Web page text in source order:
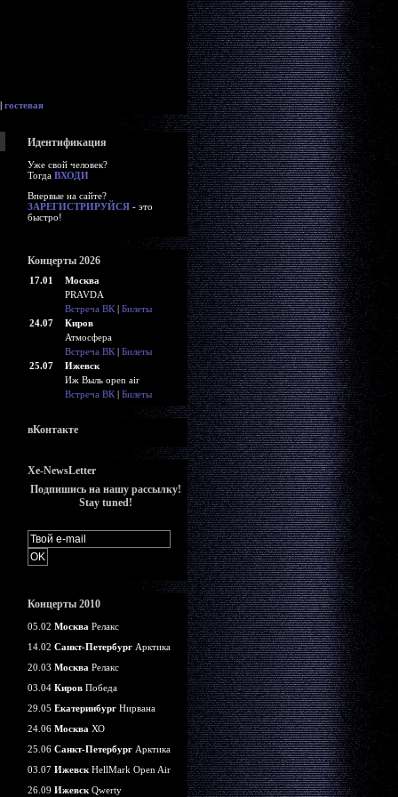
гостевая
Идентификация
Уже свой человек?
Тогда ВХОДИ
Впервые на сайте?
ЗАРЕГИСТРИРУЙСЯ - это
быстро!
Концерты 2026
17.01
Москва
PRAVDA
Встреча ВК | Билеты
24.07
Киров
Атмосфера
Встреча ВК | Билеты
25.07
Ижевск
Иж Выль open air
Встреча ВК | Билеты
вКонтакте
Xe-NewsLetter
Подпишись на нашу рассылку!
Stay tuned!
Концерты 2010
05.02 Москва Релакс
14.02 Санкт-Петербург Арктика
20.03 Москва Релакс
03.04 Киров Победа
29.05 Екатеринбург Нирвана
24.06 Москва ХО
25.06 Санкт-Петербург Арктика
03.07 Ижевск HellMark Open Air
26.09 Ижевск Qwerty